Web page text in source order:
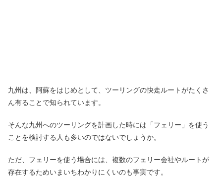
九州は、阿蘇をはじめとして、ツーリングの快走ルートがたくさ
ん有ることで知られています。
そんな九州へのツーリングを計画した時には「フェリー」を使う
ことを検討する人も多いのではないでしょうか。
ただ、フェリーを使う場合には、複数のフェリー会社やルートが
存在するためいまいちわかりにくいのも事実です。